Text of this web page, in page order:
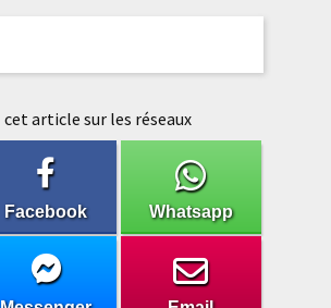
cet article sur les réseaux
Facebook Whatsapp